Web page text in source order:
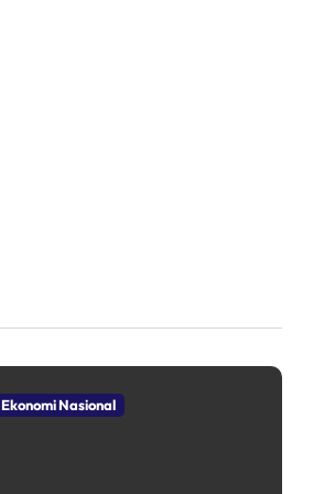
Ekonomi Nasional